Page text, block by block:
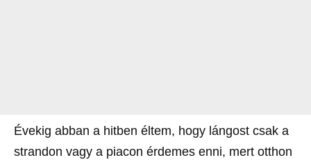
Évekig abban a hitben éltem, hogy lángost csak a
strandon vagy a piacon érdemes enni, mert otthon